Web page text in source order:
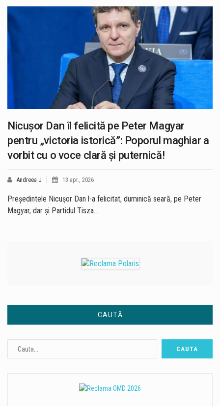
Nicuşor Dan îl felicită pe Peter Magyar
pentru „victoria istorică”: Poporul maghiar a
vorbit cu o voce clară şi puternică!
Andreea J 13 apr., 2026
Preşedintele Nicuşor Dan l-a felicitat, duminică seară, pe Peter
Magyar, dar şi Partidul Tisza…
CAUTĂ